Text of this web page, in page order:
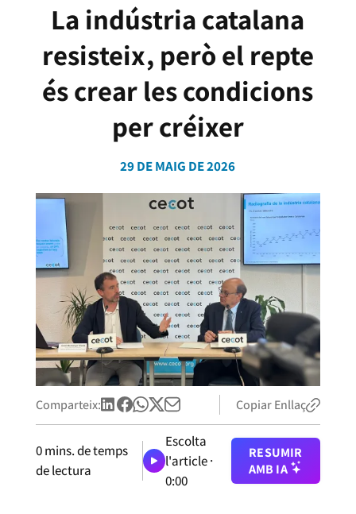
La indústria catalana
resisteix, però el repte
és crear les condicions
per créixer
29 DE MAIG DE 2026
Comparteix: Copiar Enllaç
0mins. de temps
de lectura
Escolta
l'article ·
0:00
RESUMIR
AMB IA